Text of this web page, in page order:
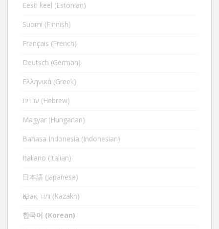
Eesti keel (Estonian)
Suomi (Finnish)
Français (French)
Deutsch (German)
Ελληνικά (Greek)
עברית (Hebrew)
Magyar (Hungarian)
Bahasa Indonesia (Indonesian)
Italiano (Italian)
日本語 (Japanese)
Қазақ тілі (Kazakh)
한국어 (Korean)